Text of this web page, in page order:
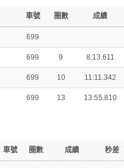
車號 圈數 成績
699
699 9 8:13.611
699 10 11:11.342
699 13 13:55.810
車號 圈數 成績 秒差